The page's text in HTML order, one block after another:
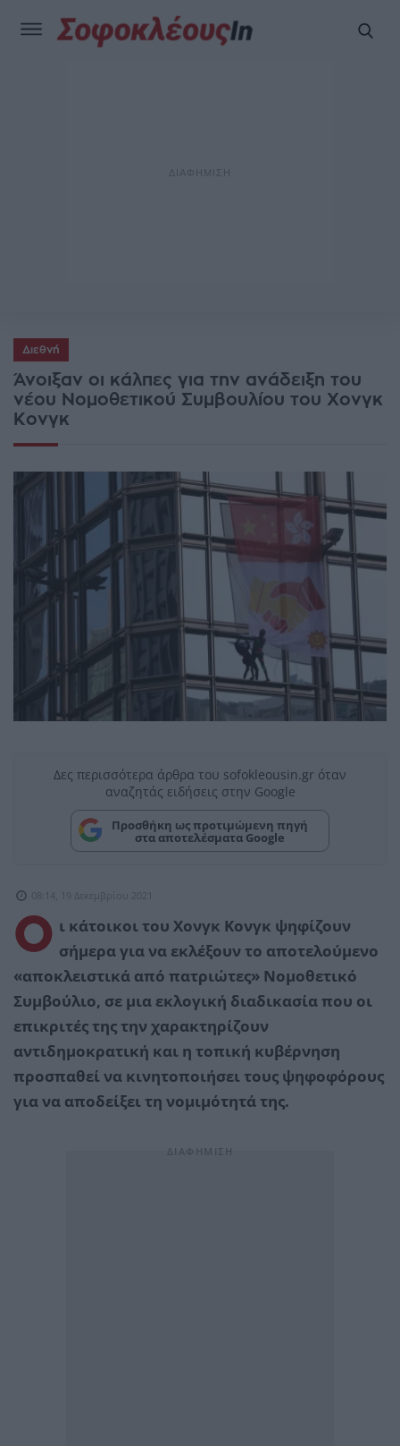
Διεθνή
Άνοιξαν οι κάλπες για την ανάδειξη του
νέου Νομοθετικού Συμβουλίου του Χονγκ
Κονγκ
Δες περισσότερα άρθρα του sofokleousin.gr όταν
αναζητάς ειδήσεις στην Google
Προσθήκη ως προτιμώμενη πηγή
στα αποτελέσματα Google
08:14, 19 Δεκεμβρίου 2021
Ο ι κάτοικοι του Χονγκ Κονγκ ψηφίζουν
σήμερα για να εκλέξουν το αποτελούμενο
«αποκλειστικά από πατριώτες» Νομοθετικό
Συμβούλιο, σε μια εκλογική διαδικασία που οι
επικριτές της την χαρακτηρίζουν
αντιδημοκρατική και η τοπική κυβέρνηση
προσπαθεί να κινητοποιήσει τους ψηφοφόρους
για να αποδείξει τη νομιμότητά της.